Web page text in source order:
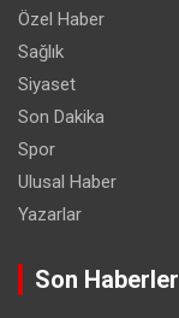
Özel Haber
Sağlık
Siyaset
Son Dakika
Spor
Ulusal Haber
Yazarlar
Son Haberler